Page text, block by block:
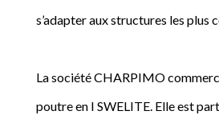
s’adapter aux structures les plus
La société CHARPIMO
poutre en I SWELITE. Elle est